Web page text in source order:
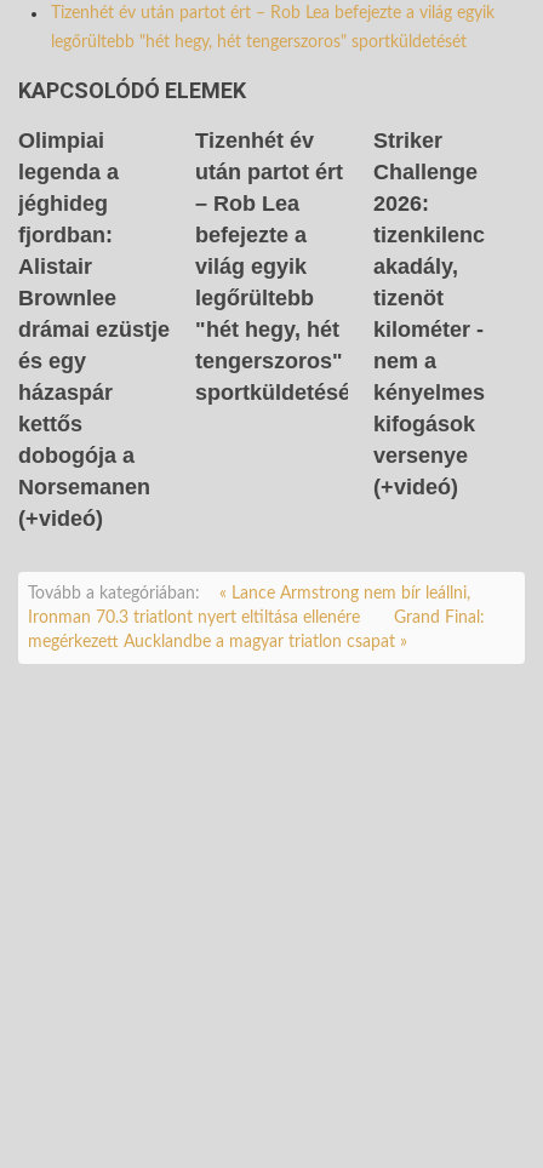
Tizenhét év után partot ért – Rob Lea befejezte a világ egyik
legőrültebb "hét hegy, hét tengerszoros" sportküldetését
KAPCSOLÓDÓ ELEMEK
Olimpiai
legenda a
jéghideg
fjordban:
Alistair
Brownlee
drámai ezüstje
és egy
házaspár
kettős
dobogója a
Norsemanen
(+videó)
Tizenhét év
után partot ért
– Rob Lea
befejezte a
világ egyik
legőrültebb
"hét hegy, hét
tengerszoros"
sportküldetését
Striker
Challenge
2026:
tizenkilenc
akadály,
tizenöt
kilométer -
nem a
kényelmes
kifogások
versenye
(+videó)
Tovább a kategóriában:
« Lance Armstrong nem bír leállni,
Ironman 70.3 triatlont nyert eltiltása ellenére
Grand Final:
megérkezett Aucklandbe a magyar triatlon csapat »